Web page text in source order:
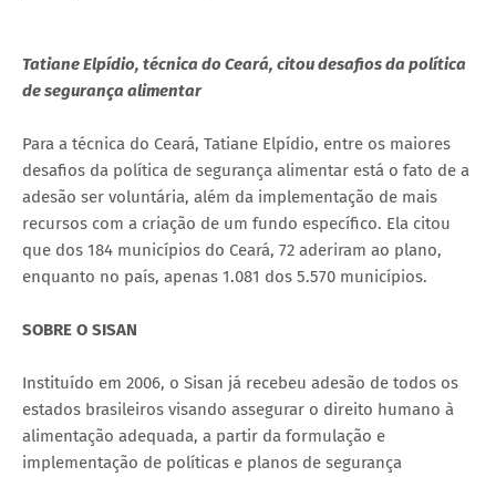
Tatiane Elpídio, técnica do Ceará, citou desafios da política
de segurança alimentar
Para a técnica do Ceará, Tatiane Elpídio, entre os maiores
desafios da política de segurança alimentar está o fato de a
adesão ser voluntária, além da implementação de mais
recursos com a criação de um fundo específico. Ela citou
que dos 184 municípios do Ceará, 72 aderiram ao plano,
enquanto no país, apenas 1.081 dos 5.570 municípios.
SOBRE O SISAN
Instituído em 2006, o Sisan já recebeu adesão de todos os
estados brasileiros visando assegurar o direito humano à
alimentação adequada, a partir da formulação e
implementação de políticas e planos de segurança